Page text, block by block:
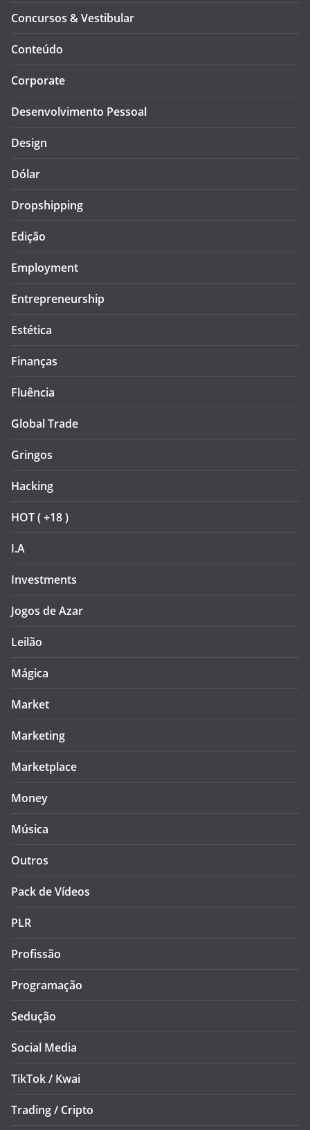
Concursos & Vestibular
Conteúdo
Corporate
Desenvolvimento Pessoal
Design
Dólar
Dropshipping
Edição
Employment
Entrepreneurship
Estética
Finanças
Fluência
Global Trade
Gringos
Hacking
HOT ( +18 )
I.A
Investments
Jogos de Azar
Leilão
Mágica
Market
Marketing
Marketplace
Money
Música
Outros
Pack de Vídeos
PLR
Profissão
Programação
Sedução
Social Media
TikTok / Kwai
Trading / Cripto